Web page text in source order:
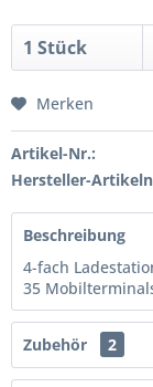
Merken
Artikel-Nr.:
Hersteller-
Beschreibung
4-fach
35
Zubehör 2